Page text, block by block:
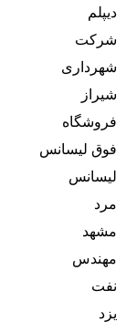
دیپلم
شرکت
شهرداری
شیراز
فروشگاه
فوق لیسانس
لیسانس
مرد
مشهد
مهندس
نفت
یزد